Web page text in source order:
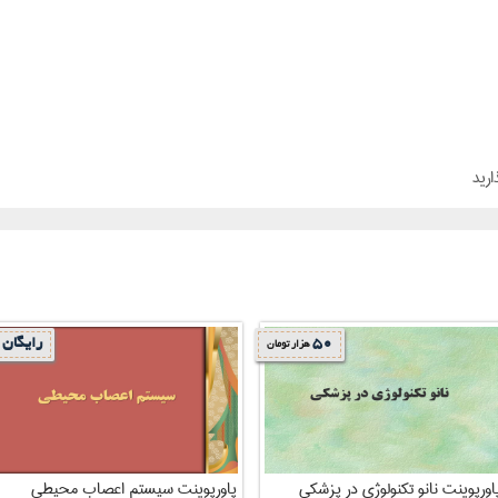
پاورپوینت سیستم اعصاب محیطی
رایگان
نانو تکنولوژی در پزشکی
50 هزار تومان